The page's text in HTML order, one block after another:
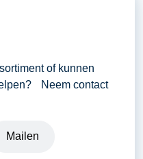
of kunnen
Neem contact
Mailen